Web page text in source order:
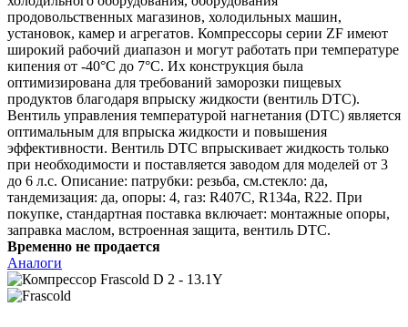
продовольственных магазинов, холодильных машин,
установок, камер и агрегатов. Компрессоры серии ZF имеют
широкий рабочий диапазон и могут работать при температуре
кипения от -40°C до 7°C. Их конструкция была
оптимизирована для требований заморозки пищевых
продуктов благодаря впрыску жидкости (вентиль DTC).
Вентиль управления температурой нагнетания (DTC) является
оптимальным для впрыска жидкости и повышения
эффективности. Вентиль DTC впрыскивает жидкость только
при необходимости и поставляется заводом для моделей от 3
до 6 л.с. Описание: патрубки: резьба, см.стекло: да,
тандемизация: да, опоры: 4, газ: R407C, R134a, R22. При
покупке, стандартная поставка включает: монтажные опоры,
заправка маслом, встроенная защита, вентиль DTC.
Временно не продается
Аналоги